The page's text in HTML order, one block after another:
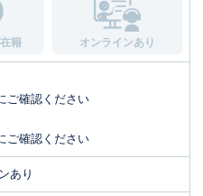
籍 オンラインあり
ご確認ください
ご確認ください
あり